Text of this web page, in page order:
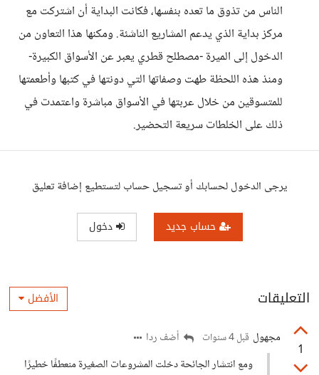
الناس من تذوق ما تعده بنفسها، فكانت البداية أن اشتركت مع
مركز بداية الذي يدعم المشاريع الناشئة. ومكنها هذا التعاون من
الدخول إلى الميرة -مصطلح قطري يعبر عن الأسواق الكبيرة-
ومنذ هذه اللحظة طهت وصفاتها التي دونتها في كتبها وأطعمتها
للمتسوقين من خلال عربتها في الأسواق مباشرة واعتمدت في
ذلك على الخلطات سريعة التحضير.
يرجى الدخول لحسابك أو تسجيل حساب لتستطيع إضافة تعليق
حساب جديد دخول
التعليقات الأفضل
1
مجهول قبل 4 سنوات
أضف ردا
ومع انتشار الجائحة دخلت المشروعات الصغيرة منعطفًا خطيرًا